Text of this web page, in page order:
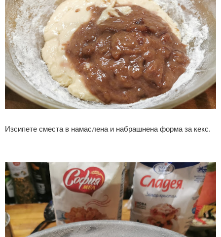
Изсипете сместа в намаслена и набрашнена форма за кекс.